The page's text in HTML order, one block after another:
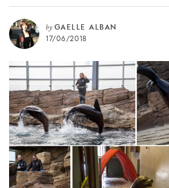
by GAELLE ALBAN
17/06/2018